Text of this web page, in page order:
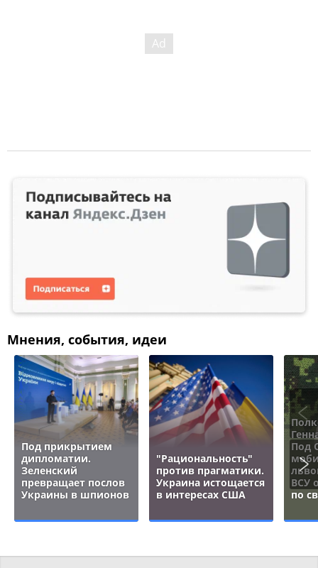
Мнения, события, идеи
Под прикрытием
дипломатии.
Зеленский
превращает послов
Украины в шпионов
"Рациональность"
против прагматики.
Украина истощается
в интересах США
Под
ВСУ
по